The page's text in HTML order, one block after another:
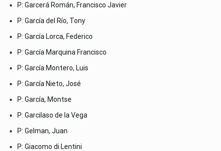
P: Garcerá Román, Francisco Javier
P: García del Río, Tony
P: García Lorca, Federico
P: García Marquina Francisco
P: García Montero, Luis
P: García Nieto, José
P: García, Montse
P: Garcilaso de la Vega
P: Gelman, Juan
P: Giacomo di Lentini